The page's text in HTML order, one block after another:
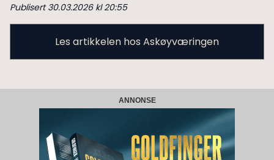
Publisert 30.03.2026 kl 20:55
Les artikkelen hos Askøyværingen
ANNONSE